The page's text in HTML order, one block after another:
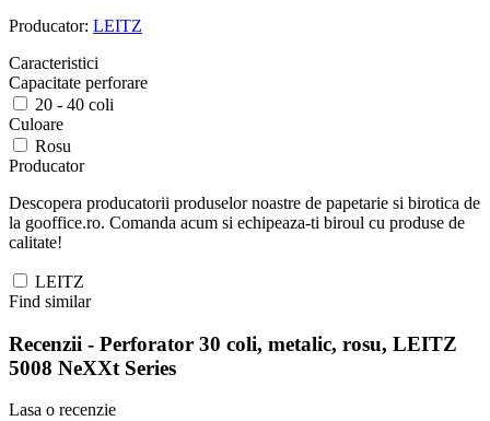
Producator: LEITZ
Caracteristici
Capacitate perforare
20 - 40 coli
Culoare
Rosu
Producator
Descopera producatorii produselor noastre de papetarie si birotica de
la gooffice.ro. Comanda acum si echipeaza-ti biroul cu produse de
calitate!
LEITZ
Find similar
Recenzii - Perforator 30 coli, metalic, rosu, LEITZ
5008 NeXXt Series
Lasa o recenzie